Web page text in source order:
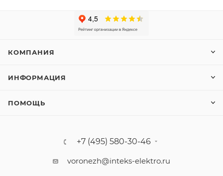
КОМПАНИЯ
ИНФОРМАЦИЯ
ПОМОЩЬ
+7 (495) 580-30-46
voronezh@inteks-elektro.ru